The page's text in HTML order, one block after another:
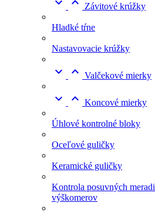
Závitové krúžky
Hladké tŕne
Nastavovacie krúžky
  Valčekové mierky
  Koncové mierky
Úhlové kontrolné bloky
Oceľové guličky
Keramické guličky
Kontrola posuvných
výškomerov